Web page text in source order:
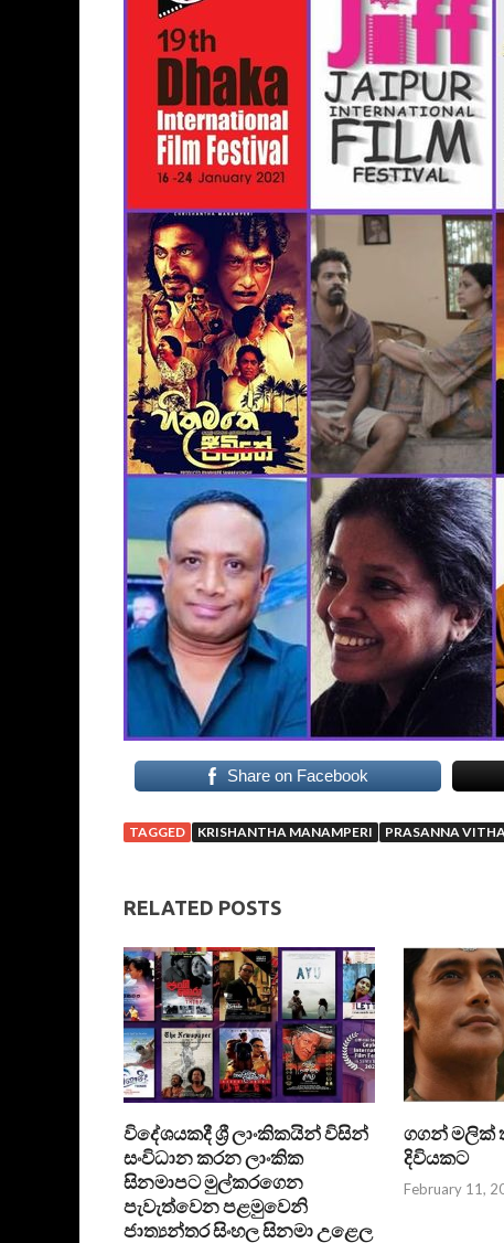
Share on Facebook
TAGGED KRISHANTHA MANAMPERI PRASANNA
RELATED POSTS
විදේශයකදී ශ්‍රී ලාංකිකයින් විසින්
සංවිධාන කරන ලාංකික
සිනමාපට මුල්කරගෙන
පැවැත්වෙන පළමුවෙනි
ජාත්‍යන්තර සිංහල සිනමා උළෙල
ගගන් මලික්
දිවියකට
February 11,